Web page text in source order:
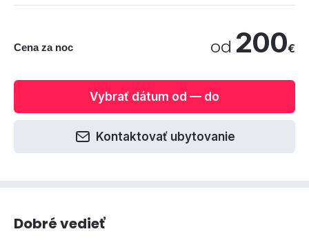
Cena za noc od 200€
Vybrať dátum od — do
Kontaktovať ubytovanie
Dobré vedieť